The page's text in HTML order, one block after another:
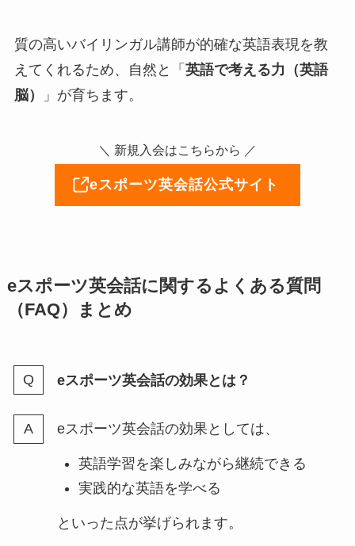
質の高いバイリンガル講師が的確な英語表現を教
えてくれるため、自然と「 英語で考える力（英語
脳）
」が育ちます。
＼ 新規入会はこちらから ／
eスポーツ英会話公式サイト
eスポーツ英会話に関するよくある質問
（FAQ）まとめ
eスポーツ英会話の効果とは？
eスポーツ英会話の効果としては、
英語学習を楽しみながら継続できる
実践的な英語を学べる
といった点が挙げられます。